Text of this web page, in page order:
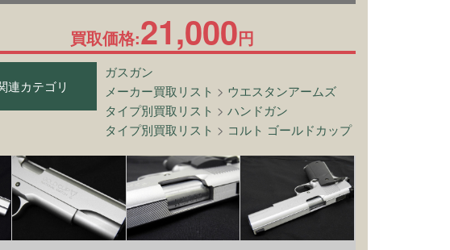
買取価格:21,000円
連カテゴリ
ガスガン
メーカー買取リスト > ウエスタンアームズ
タイプ別買取リスト >ハンドガン
タイプ別買取リスト > コルト ゴールドカップ